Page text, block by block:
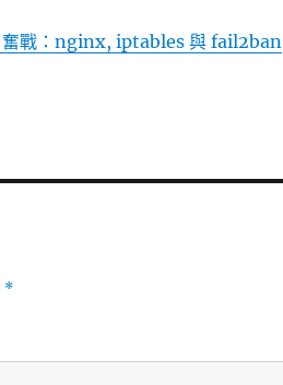
奮戰：nginx, iptables 與 fail2ban
*